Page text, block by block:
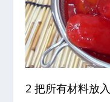
2 把所有材料放